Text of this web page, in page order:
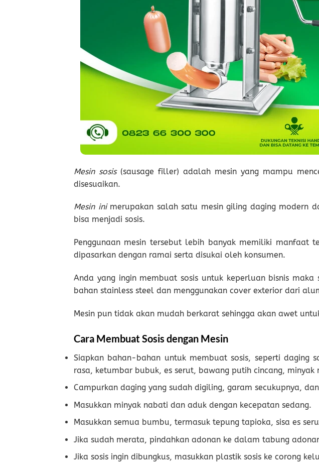
Mesin sosis(sausage filler) adalah mesin yang mampu
disesuaikan.
Mesin ini merupakan salah satu mesin giling daging modern
bisa menjadi sosis.
Penggunaan mesin tersebut lebih banyak memiliki manfaat
dipasarkan dengan ramai serta disukai oleh konsumen.
Anda yang ingin membuat sosis untuk keperluan bisnis
bahan stainless steel dan menggunakan cover exterior dari
Mesin pun tidak akan mudah berkarat sehingga akan awet
Cara Membuat Sosis dengan Mesin
Siapkan bahan-bahan untuk membuat sosis, seperti
rasa, ketumbar bubuk, es serut, bawang putih cincang,
Campurkan daging yang sudah digiling, garam secukupnya,
Masukkan minyak nabati dan aduk dengan kecepatan sedang.
Masukkan semua bumbu, termasuk tepung tapioka, sisa es
Jika sudah merata, pindahkan adonan ke dalam tabung
Jika sosis ingin dibungkus, masukkan plastik sosis ke corong